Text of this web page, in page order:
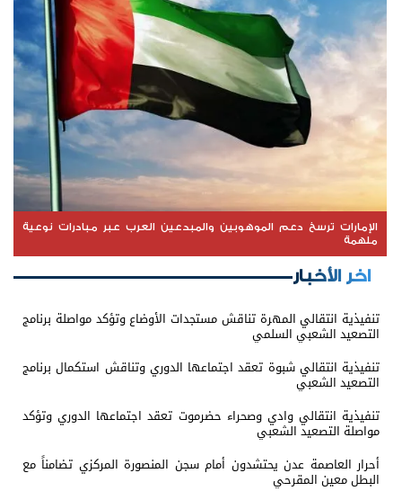
الإمارات ترسخ دعم الموهوبين والمبدعين العرب عبر مبادرات نوعية
ملهمة
اخر الأخبار
تنفيذية انتقالي المهرة تناقش مستجدات الأوضاع وتؤكد مواصلة برنامج
التصعيد الشعبي السلمي
تنفيذية انتقالي شبوة تعقد اجتماعها الدوري وتناقش استكمال برنامج
التصعيد الشعبي
تنفيذية انتقالي وادي وصحراء حضرموت تعقد اجتماعها الدوري وتؤكد
مواصلة التصعيد الشعبي
أحرار العاصمة عدن يحتشدون أمام سجن المنصورة المركزي تضامناً مع
البطل معين المقرحي